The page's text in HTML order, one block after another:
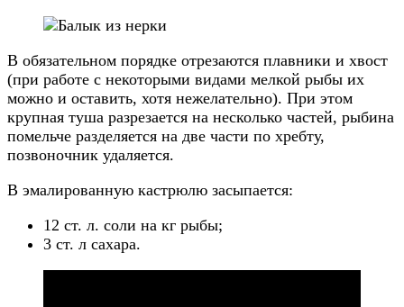
В обязательном порядке отрезаются плавники и хвост
(при работе с некоторыми видами мелкой рыбы их
можно и оставить, хотя нежелательно). При этом
крупная туша разрезается на несколько частей, рыбина
помельче разделяется на две части по хребту,
позвоночник удаляется.
В эмалированную кастрюлю засыпается:
12 ст. л. соли на кг рыбы;
3 ст. л сахара.